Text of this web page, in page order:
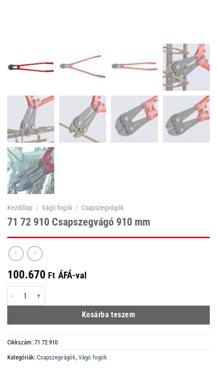
Kezdőlap / Vágó fogók / Csapszegvágók
71 72 910 Csapszegvágó 910 mm
100.670 Ft ÁFÁ-val
71 72 910 Csapszegvágó 910 mm mennyiség
Kosárba teszem
Cikkszám: 71 72 910
Kategóriák: Csapszegvágók, Vágó fogók